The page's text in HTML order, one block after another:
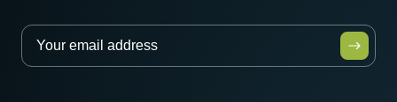
消費電力
6 W